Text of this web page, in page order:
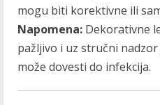
mogu biti korektivne ili
Napomena: Dekorativne
pažljivo i uz stručni
može dovesti do infekcija.